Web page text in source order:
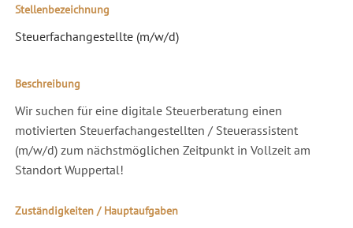
Stellenbezeichnung
Steuerfachangestellte (m/w/d)
Beschreibung
Wir suchen für eine digitale Steuerberatung einen
motivierten Steuerfachangestellten / Steuerassistent
(m/w/d) zum nächstmöglichen Zeitpunkt in Vollzeit am
Standort Wuppertal!
Zuständigkeiten / Hauptaufgaben